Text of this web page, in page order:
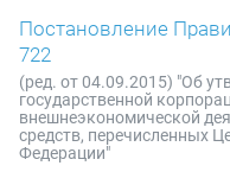
Постановление
722
(ред. от 04.09.2015) "Об
государственной
внешнеэкономической
средств, перечисленных
Федерации"